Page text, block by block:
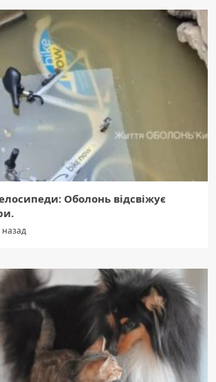
Оболонь відсвіжує
назад